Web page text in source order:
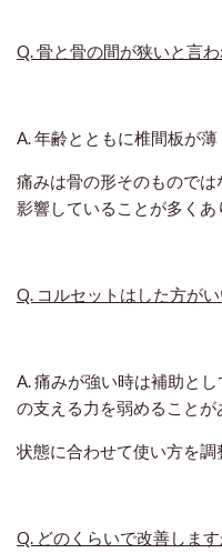
Q. 骨と骨の間が狭いと言
A. 年齢とともに椎間板が
痛みは骨の形そのもので
影響していることが多くあ
Q. コルセットはした方が
A. 痛みが強い時は補助と
の支える力を弱めることが
状態に合わせて使い方を調
Q. どのくらいで改善します